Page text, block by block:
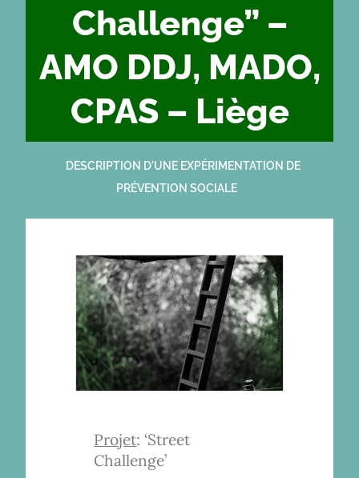
Challenge” –
AMO DDJ, MADO,
CPAS – Liège
DESCRIPTION D'UNE EXPÉRIMENTATION DE
PRÉVENTION SOCIALE
Projet: ‘Street
Challenge’